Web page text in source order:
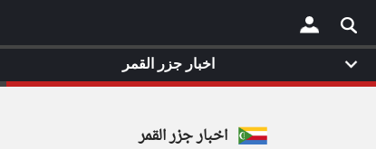
×
اخبار جزر القمر
اخبار جزر القمر